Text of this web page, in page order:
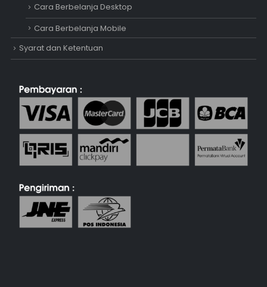
Cara Berbelanja Desktop
Cara Berbelanja Mobile
Syarat dan Ketentuan